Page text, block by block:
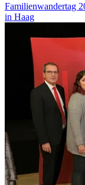
Familienwandertag
in Haag